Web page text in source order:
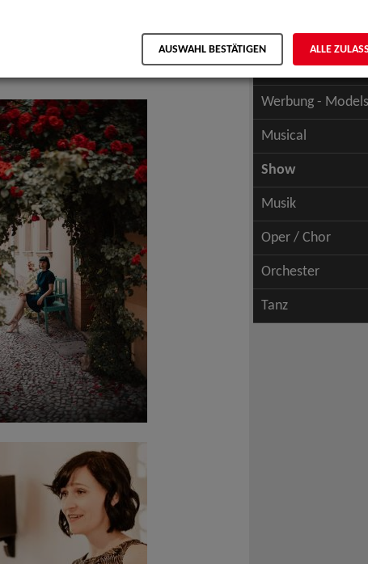
Schauspiel -
Werbung - Talents
Werbung - Models
Musical
Show
Musik
Oper / Chor
Orchester
Tanz
AUSWAHL BESTÄTIGEN ALLE